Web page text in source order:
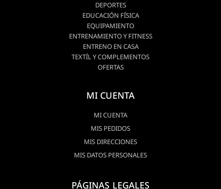
DEPORTES
EDUCACIÓN FÍSICA
EQUIPAMIENTO
ENTRENAMIENTO Y FITNESS
ENTRENO EN CASA
TEXTÍL Y COMPLEMENTOS
OFERTAS
MI CUENTA
MI CUENTA
MIS PEDIDOS
MIS DIRECCIONES
MIS DATOS PERSONALES
PÁGINAS LEGALES